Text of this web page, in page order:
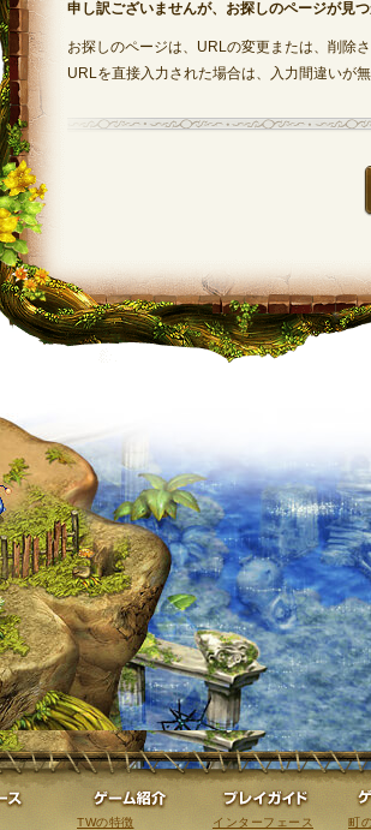
申し訳ございませんが、お探しのページが見
お探しのページは、URLの変更または、削除
URLを直接入力された場合は、入力間違いが
ニュース ゲーム紹介
TWの特徴
インターフェース
町